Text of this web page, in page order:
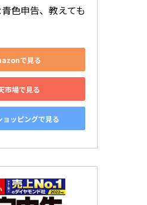
色申告、教えても
で見る
市場で見る
ッピングで見る